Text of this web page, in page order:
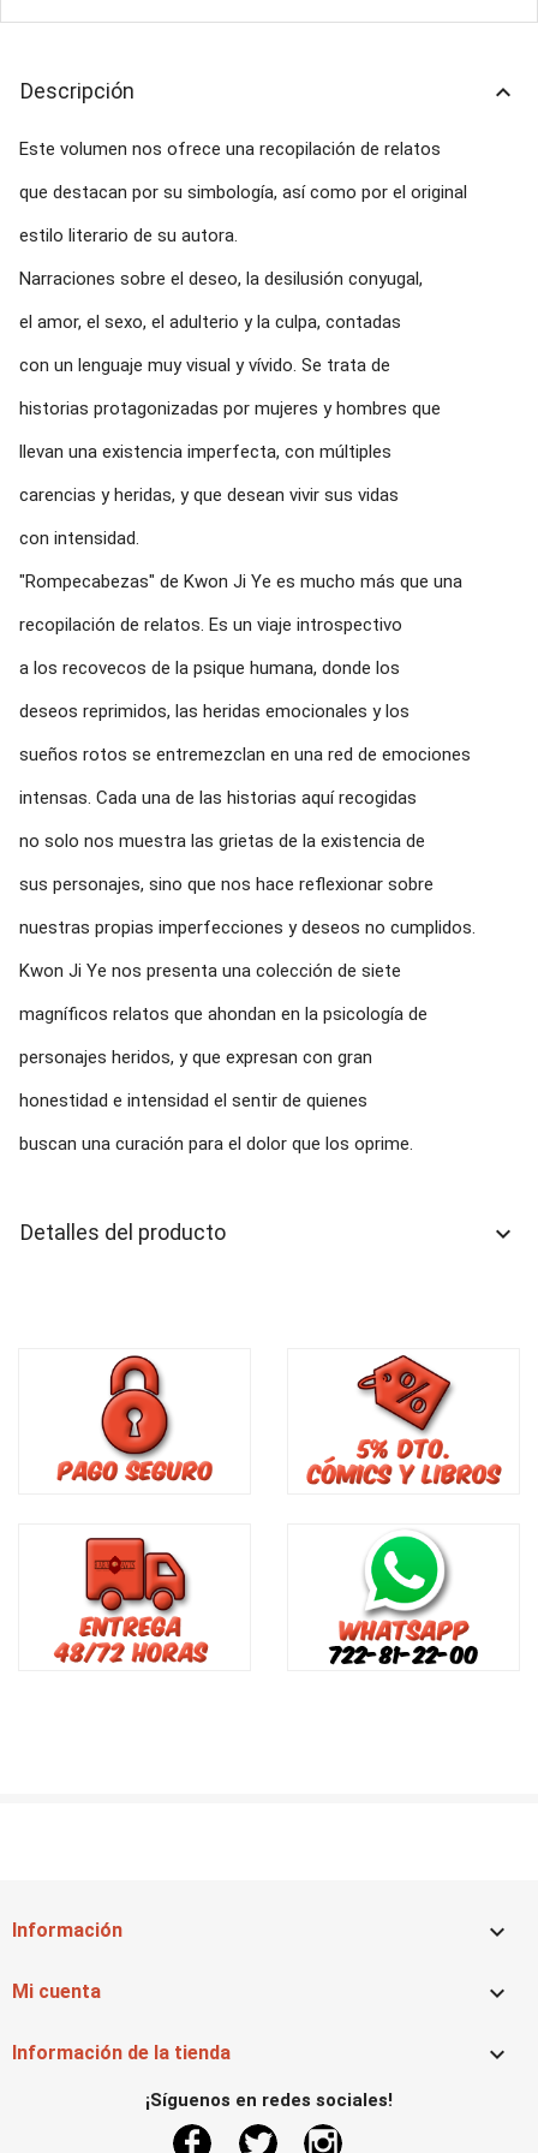
Descripción keyboard_arrow_up
Este volumen nos ofrece una recopilación de relatos
que destacan por su simbología, así como por el original
estilo literario de su autora.
Narraciones sobre el deseo, la desilusión conyugal,
el amor, el sexo, el adulterio y la culpa, contadas
con un lenguaje muy visual y vívido. Se trata de
historias protagonizadas por mujeres y hombres que
llevan una existencia imperfecta, con múltiples
carencias y heridas, y que desean vivir sus vidas
con intensidad.
"Rompecabezas" de Kwon Ji Ye es mucho más que una
recopilación de relatos. Es un viaje introspectivo
a los recovecos de la psique humana, donde los
deseos reprimidos, las heridas emocionales y los
sueños rotos se entremezclan en una red de emociones
intensas. Cada una de las historias aquí recogidas
no solo nos muestra las grietas de la existencia de
sus personajes, sino que nos hace reflexionar sobre
nuestras propias imperfecciones y deseos no cumplidos.
Kwon Ji Ye nos presenta una colección de siete
magníficos relatos que ahondan en la psicología de
personajes heridos, y que expresan con gran
honestidad e intensidad el sentir de quienes
buscan una curación para el dolor que los oprime.
Detalles del producto keyboard_arrow_down
Información 
Mi cuenta 
Información de la tienda 
¡Síguenos en redes sociales!
FacebookTwitter